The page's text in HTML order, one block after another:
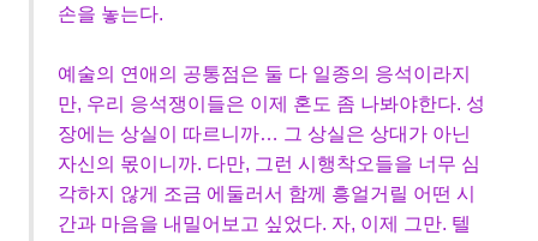
손을 놓는다.
예술의 연애의 공통점은 둘 다 일종의 응석이라지
만, 우리 응석쟁이들은 이제 혼도 좀 나봐야한다. 성
장에는 상실이 따르니까… 그 상실은 상대가 아닌
자신의 몫이니까. 다만, 그런 시행착오들을 너무 심
각하지 않게 조금 에둘러서 함께 흥얼거릴 어떤 시
간과 마음을 내밀어보고 싶었다. 자, 이제 그만. 텔